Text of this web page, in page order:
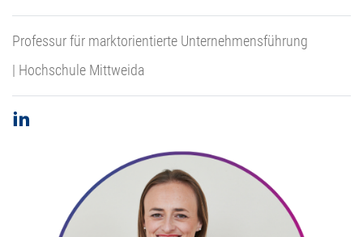
Professur für marktorientierte Unternehmensführung
| Hochschule Mittweida